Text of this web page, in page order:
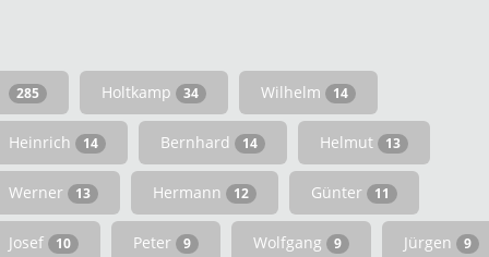
285 Holtkamp 34 Wilhelm 14
Heinrich 14 Bernhard 14 Helmut 13
Werner 13 Hermann 12 Günter 11
Josef 10 Peter 9 Wolfgang 9 Jürgen 9